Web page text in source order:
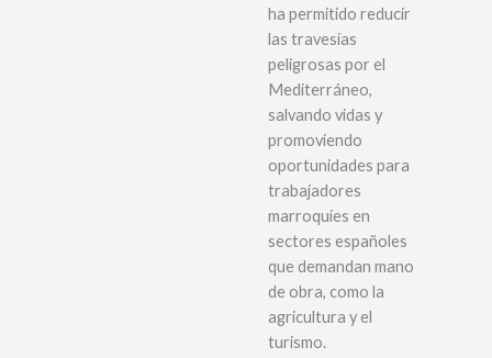
ha permitido reducir
las travesías
peligrosas por el
Mediterráneo,
salvando vidas y
promoviendo
oportunidades para
trabajadores
marroquíes en
sectores españoles
que demandan mano
de obra, como la
agricultura y el
turismo.